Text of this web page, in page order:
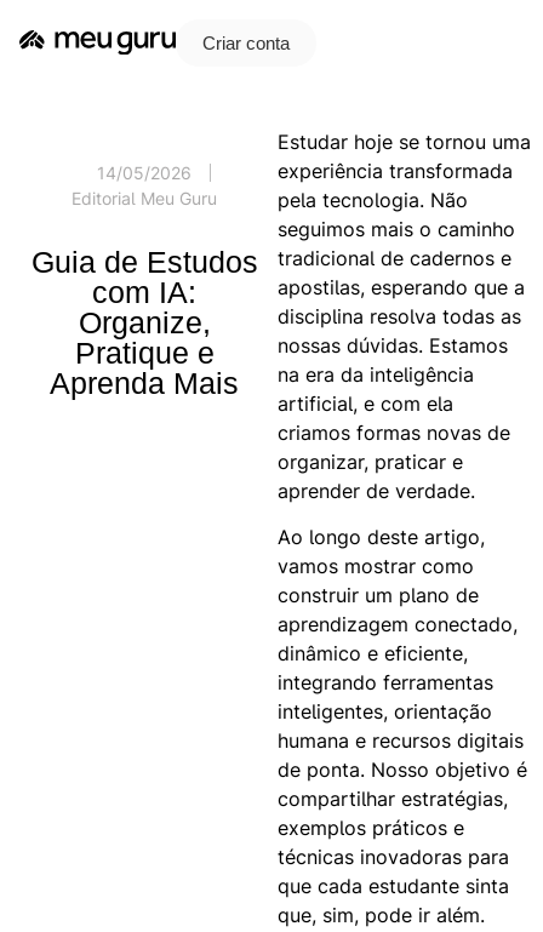
Criar conta
14/05/2026
Editorial Meu Guru
Guia de Estudos
com IA:
Organize,
Pratique e
Aprenda Mais
Estudar hoje se tornou uma
experiência transformada
pela tecnologia. Não
seguimos mais o caminho
tradicional de cadernos e
apostilas, esperando que a
disciplina resolva todas as
nossas dúvidas. Estamos
na era da inteligência
artificial, e com ela
criamos formas novas de
organizar, praticar e
aprender de verdade.
Ao longo deste artigo,
vamos mostrar como
construir um plano de
aprendizagem conectado,
dinâmico e eficiente,
integrando ferramentas
inteligentes, orientação
humana e recursos digitais
de ponta. Nosso objetivo é
compartilhar estratégias,
exemplos práticos e
técnicas inovadoras para
que cada estudante sinta
que, sim, pode ir além.